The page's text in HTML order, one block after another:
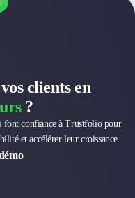
clients en
?
font confiance à Trustfolio pour
et accélérer leur croissance.